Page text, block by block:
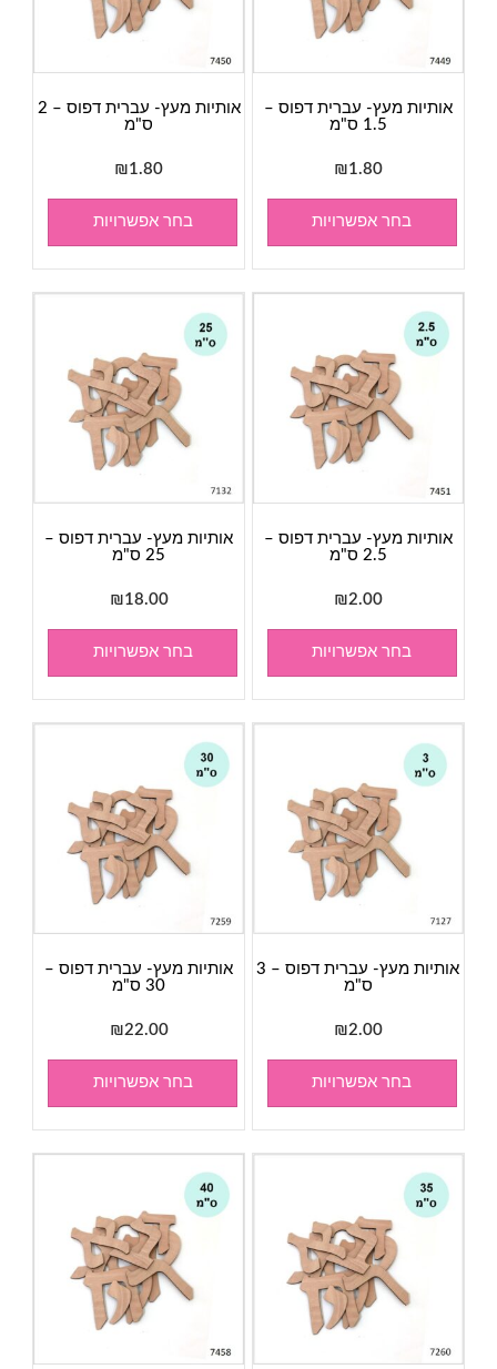
אותיות מעץ- עברית דפוס –
1.5 ס"מ
₪1.80
בחר אפשרויות
אותיות מעץ- עברית דפוס – 2
ס"מ
₪1.80
בחר אפשרויות
אותיות מעץ- עברית דפוס –
2.5 ס"מ
₪2.00
בחר אפשרויות
אותיות מעץ- עברית דפוס –
25 ס"מ
₪18.00
בחר אפשרויות
אותיות מעץ- עברית דפוס – 3
ס"מ
₪2.00
בחר אפשרויות
אותיות מעץ- עברית דפוס –
30 ס"מ
₪22.00
בחר אפשרויות